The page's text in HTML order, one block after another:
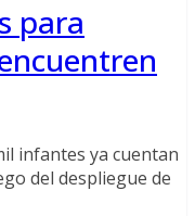
para
infantes ya cuentan
del despliegue de